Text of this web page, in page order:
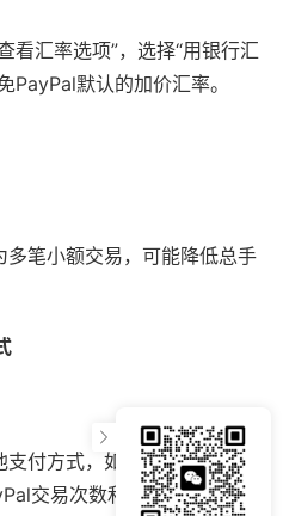
看汇率选项”，选择“用银行汇
PayPal默认的加价汇率。
多笔小额交易，可能降低总手
支付方式，如现金或银行转
交易次数和手续费。